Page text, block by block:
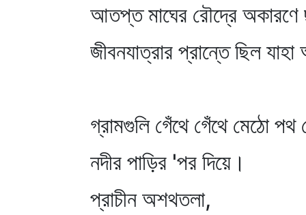
আতপ্ত মাঘের রৌদ্রে অকারণে
জীবনযাত্রার প্রান্তে ছিল
গ্রামগুলি গেঁথে গেঁথে মেঠো পথ
নদীর পাড়ির 'পর দিয়ে।
প্রাচীন অশথতলা,